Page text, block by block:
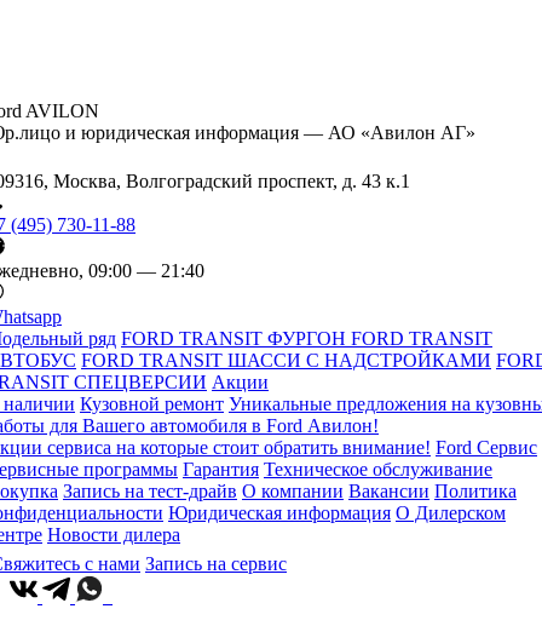
AVILON
и юридическая информация — АО «Авилон АГ»
Москва, Волгоградский проспект, д. 43 к.1
(495) 730-11-88
09:00 — 21:40
ряд FORD TRANSIT ФУРГОН FORD TRANSIT
FORD TRANSIT ШАССИ С НАДСТРОЙКАМИ
СПЕЦВЕРСИИ Акции
Кузовной ремонт Уникальные предложения на
для Вашего автомобиля в Ford Авилон!
сервиса на которые стоит обратить внимание! Ford Сервис
программы Гарантия Техническое обслуживание
Запись на тест-драйв О компании Вакансии Политика
Юридическая информация О Дилерском
Новости дилера
с нами Запись на сервис